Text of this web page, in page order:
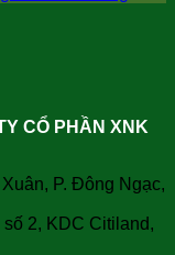
CỔ PHẦN XNK
P. Đông Ngạc,
2, KDC Citiland,